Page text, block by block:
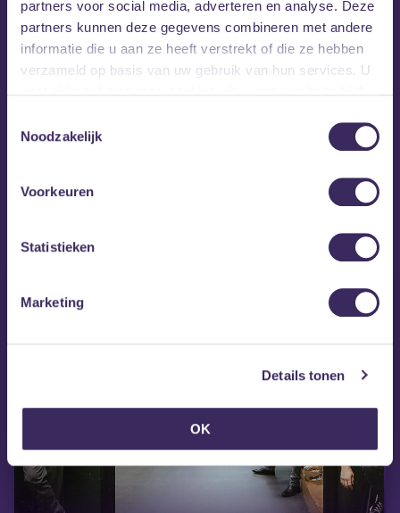
partners voor social media, adverteren en analyse. Deze
partners kunnen deze gegevens combineren met andere
informatie die u aan ze heeft verstrekt of die ze hebben
verzameld op basis van uw gebruik van hun services. U
Noodzakelijk
Voorkeuren
Statistieken
Marketing
Details tonen
OK